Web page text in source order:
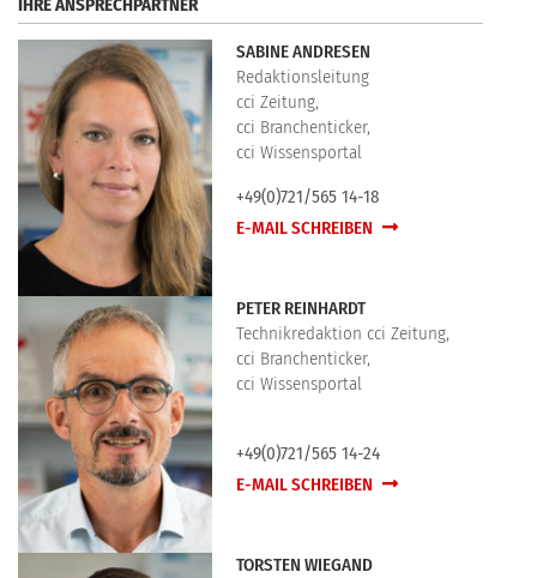
IHRE ANSPRECHPARTNER
SABINE ANDRESEN
Redaktionsleitung
cci Zeitung,
cci Branchenticker,
cci Wissensportal
+49(0)721/565 14-18
E-MAIL SCHREIBEN
PETER REINHARDT
Technikredaktion cci Zeitung,
cci Branchenticker,
cci Wissensportal
+49(0)721/565 14-24
E-MAIL SCHREIBEN
TORSTEN WIEGAND